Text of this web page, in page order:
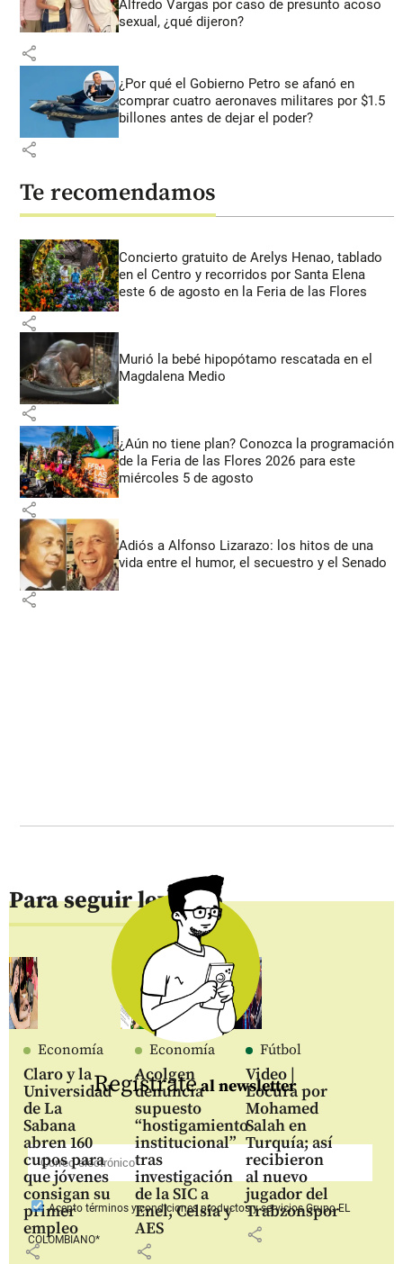
Alfredo Vargas por caso de presunto acoso
sexual, ¿qué dijeron?
share
¿Por qué el Gobierno Petro se afanó en
comprar cuatro aeronaves militares por $1.5
billones antes de dejar el poder?
share
Te recomendamos
Concierto gratuito de Arelys Henao, tablado
en el Centro y recorridos por Santa Elena
este 6 de agosto en la Feria de las Flores
share
Murió la bebé hipopótamo rescatada en el
Magdalena Medio
share
¿Aún no tiene plan? Conozca la programación
de la Feria de las Flores 2026 para este
miércoles 5 de agosto
share
Adiós a Alfonso Lizarazo: los hitos de una
vida entre el humor, el secuestro y el Senado
share
Para seguir leyendo
Economía
Claro y la
Universidad
de La
Sabana
abren 160
cupos para
que jóvenes
consigan su
primer
empleo
share
Economía
Acolgen
denuncia
supuesto
“hostigamiento
institucional”
tras
investigación
de la SIC a
Enel, Celsia y
AES
share
Fútbol
Video |
Locura por
Mohamed
Salah en
Turquía; así
recibieron
al nuevo
jugador del
Trabzonspor
share
Regístrateal newsletter
Aceptotérminos y condiciones productos y serviciosGrupo EL
COLOMBIANO*